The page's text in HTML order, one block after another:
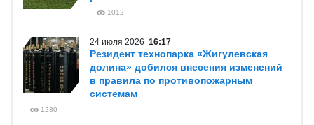
1012
24 июля 2026 16:17
Резидент технопарка «Жигулевская
долина» добился внесения изменений
в правила по противопожарным
системам
1230